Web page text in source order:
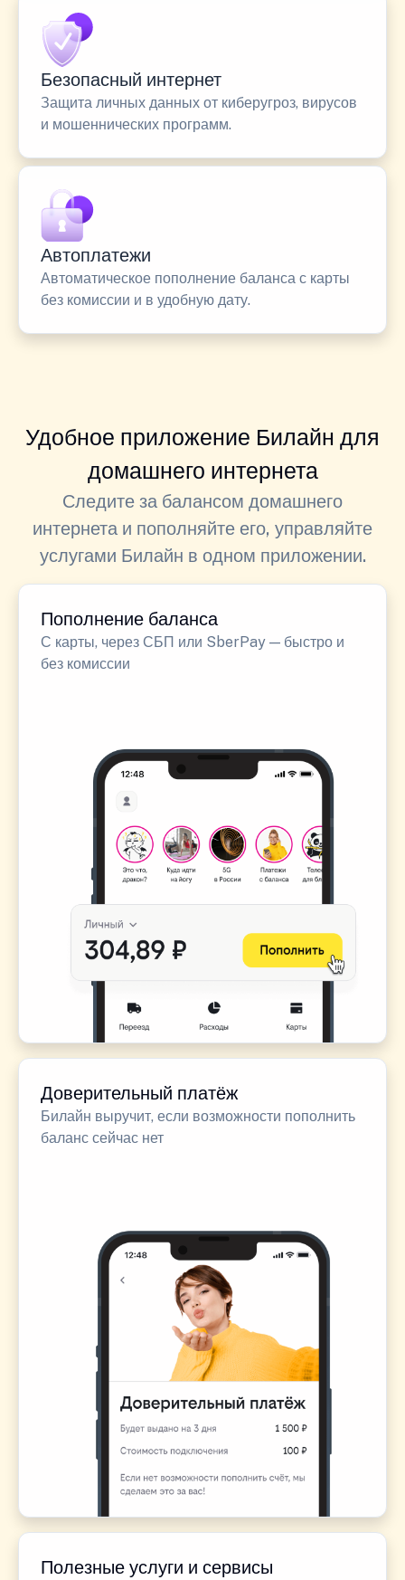
Безопасный интернет
Защита личных данных от киберугроз, вирусов
и мошеннических программ.
Автоплатежи
Автоматическое пополнение баланса с карты
без комиссии и в удобную дату.
Удобное приложение Билайн для
домашнего интернета
Следите за балансом домашнего
интернета и пополняйте его, управляйте
услугами Билайн в одном приложении.
Пополнение баланса
С карты, через СБП или SberPay — быстро и
без комиссии
Доверительный платёж
Билайн выручит, если возможности пополнить
баланс сейчас нет
Полезные услуги и сервисы